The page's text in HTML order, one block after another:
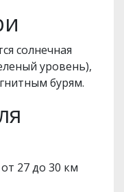
солнечная
уровень),
бурям.
27 до 30 км